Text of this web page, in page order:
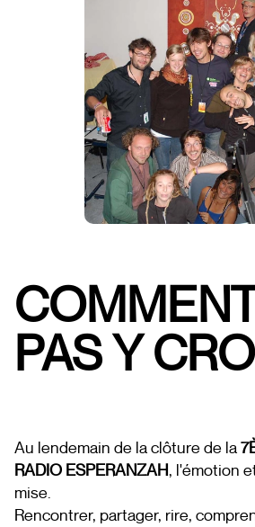
PAS Y
Au lendemain de la clôture de la
RADIO ESPERANZAH, l'émotion
mise.
Rencontrer, partager, rire,